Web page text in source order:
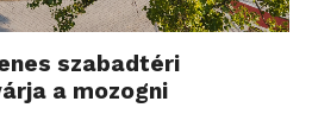
szabadtéri
a mozogni